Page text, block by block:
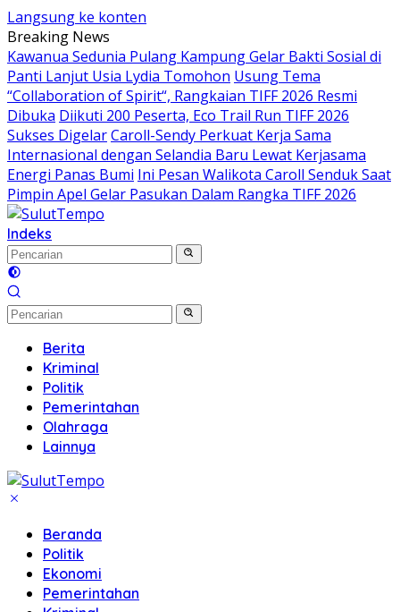
Langsung ke konten
Breaking News
Kawanua Sedunia Pulang Kampung Gelar Bakti Sosial di
Panti Lanjut Usia Lydia Tomohon Usung Tema
“Collaboration of Spirit“, Rangkaian TIFF 2026 Resmi
Dibuka Diikuti 200 Peserta, Eco Trail Run TIFF 2026
Sukses DigelarCaroll-Sendy Perkuat Kerja Sama
Internasional dengan Selandia Baru Lewat Kerjasama
Energi Panas Bumi Ini Pesan Walikota Caroll Senduk Saat
Pimpin Apel Gelar Pasukan Dalam Rangka TIFF 2026
Indeks
Berita
Kriminal
Politik
Pemerintahan
Olahraga
Lainnya
Beranda
Politik
Ekonomi
Pemerintahan